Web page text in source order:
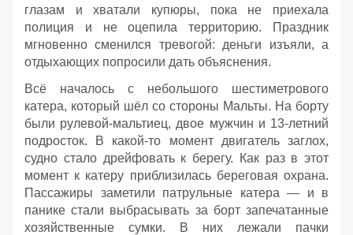
глазам и хватали купюры, пока не приехала
полиция и не оцепила территорию. Праздник
мгновенно сменился тревогой: деньги изъяли, а
отдыхающих попросили дать объяснения.
Всё началось с небольшого шестиметрового
катера, который шёл со стороны Мальты. На борту
были рулевой‑мальтиец, двое мужчин и 13‑летний
подросток. В какой‑то момент двигатель заглох,
судно стало дрейфовать к берегу. Как раз в этот
момент к катеру приблизилась береговая охрана.
Пассажиры заметили патрульные катера — и в
панике стали выбрасывать за борт запечатанные
хозяйственные сумки. В них лежали пачки